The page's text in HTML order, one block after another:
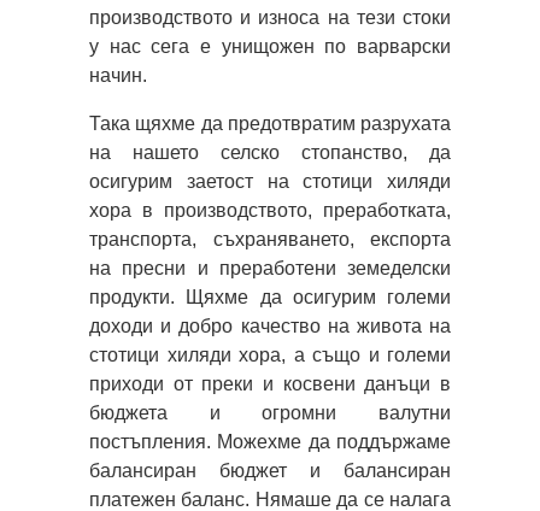
производството и износа на тези стоки
у нас сега е унищожен по варварски
начин.
Така щяхме да предотвратим разрухата
на нашето селско стопанство, да
осигурим заетост на стотици хиляди
хора в производството, преработката,
транспорта, съхраняването, експорта
на пресни и преработени земеделски
продукти. Щяхме да осигурим големи
доходи и добро качество на живота на
стотици хиляди хора, а също и големи
приходи от преки и косвени данъци в
бюджета и огромни валутни
постъпления. Можехме да поддържаме
балансиран бюджет и балансиран
платежен баланс. Нямаше да се налага